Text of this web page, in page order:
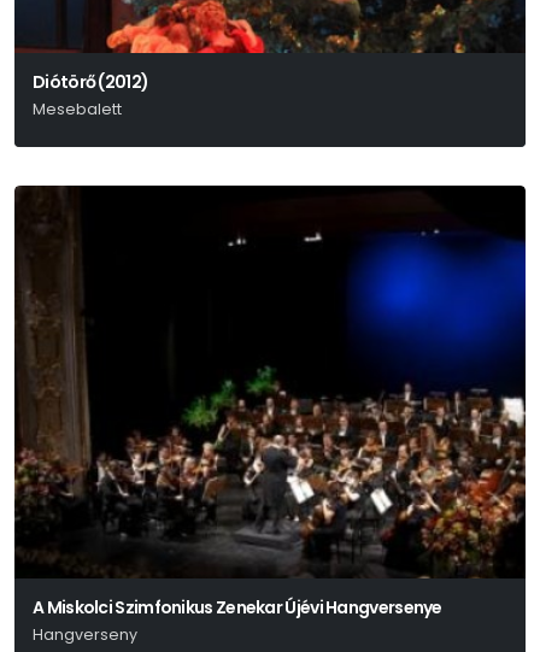
Diótörő (2012)
Mesebalett
A Miskolci Szimfonikus Zenekar Újévi Hangversenye
Hangverseny